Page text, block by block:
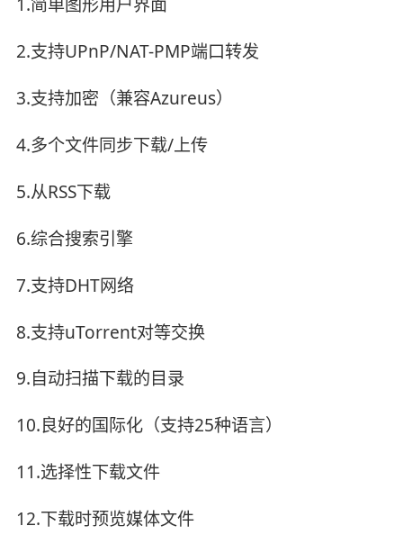
2.支持UPnP/NAT-PMP端口转发
3.支持加密（兼容Azureus）
4.多个文件同步下载/上传
5.从RSS下载
6.综合搜索引擎
7.支持DHT网络
8.支持uTorrent对等交换
9.自动扫描下载的目录
10.良好的国际化（支持25种语言）
11.选择性下载文件
12.下载时预览媒体文件